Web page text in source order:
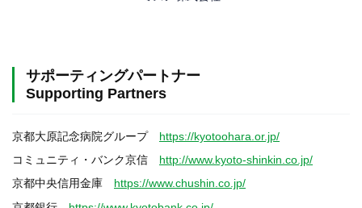
サポーティングパートナー
Supporting Partners
京都大原記念病院グループ https://kyotoohara.or.jp/
コミュニティ・バンク京信 http://www.kyoto-shinkin.co.jp/
京都中央信用金庫 https://www.chushin.co.jp/